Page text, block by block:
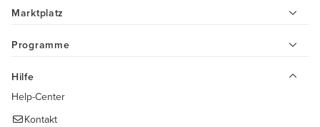
Marktplatz
Programme
Hilfe
Help-Center
Kontakt